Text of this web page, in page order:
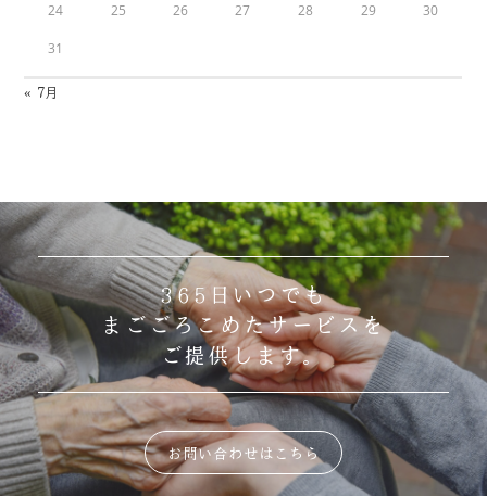
24 25 26 27 28 29 30
31
« 7月
365日いつでも
まごごろこめたサービスを
ご提供します。
お問い合わせはこちら